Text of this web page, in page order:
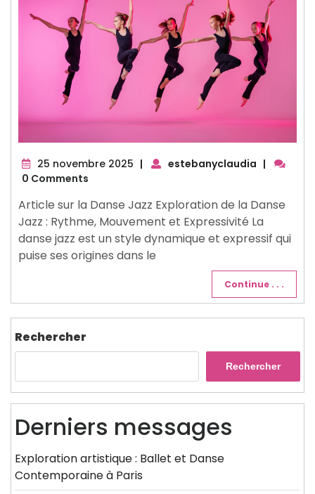
25 novembre 2025 25
| estebanyclaudia |
0 Comments
Article sur la Danse Jazz Exploration de la Danse
Jazz : Rythme, Mouvement et Expressivité La
danse jazz est un style dynamique et expressif qui
puise ses origines dans le
Continue . . .
Rechercher
Rechercher
Derniers messages
Exploration artistique : Ballet et Danse
Contemporaine à Paris